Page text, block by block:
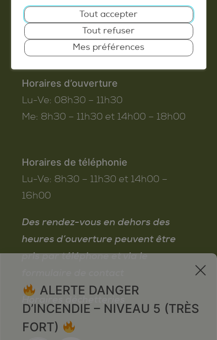
1975 St-Séverin
T. 027 345 45 45
info@conthey.ch
Horaires d’ouverture
Lu-Ve: 08h30 – 11h30
Me: 8h30 – 11h30 et 14h00 – 18h00
Horaires de téléphonie
Lu-Ve: 8h30 – 11h30 et 14h00 –
16h00
Des rendez-vous en dehors des
heures d’ouverture peuvent être
pris par téléphone et via le
Horaires déchetteries
x
ALERTE DANGER
D’INCENDIE – NIVEAU 5 (TRÈS
FORT)
Tout accepter
Tout refuser
Mes préférences